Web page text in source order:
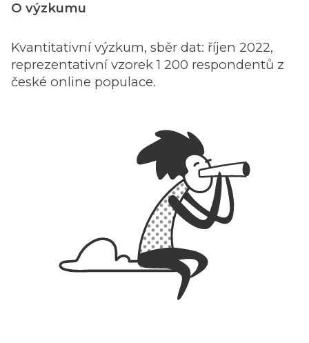
O výzkumu
Kvantitativní výzkum, sběr dat: říjen 2022,
reprezentativní vzorek 1 200 respondentů z
české online populace.